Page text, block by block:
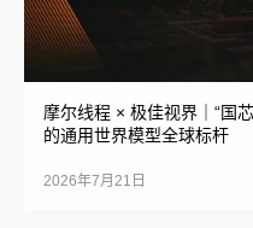
摩尔线程 × 极佳视界｜“国
的通用世界模型全球标杆
2026年7月21日